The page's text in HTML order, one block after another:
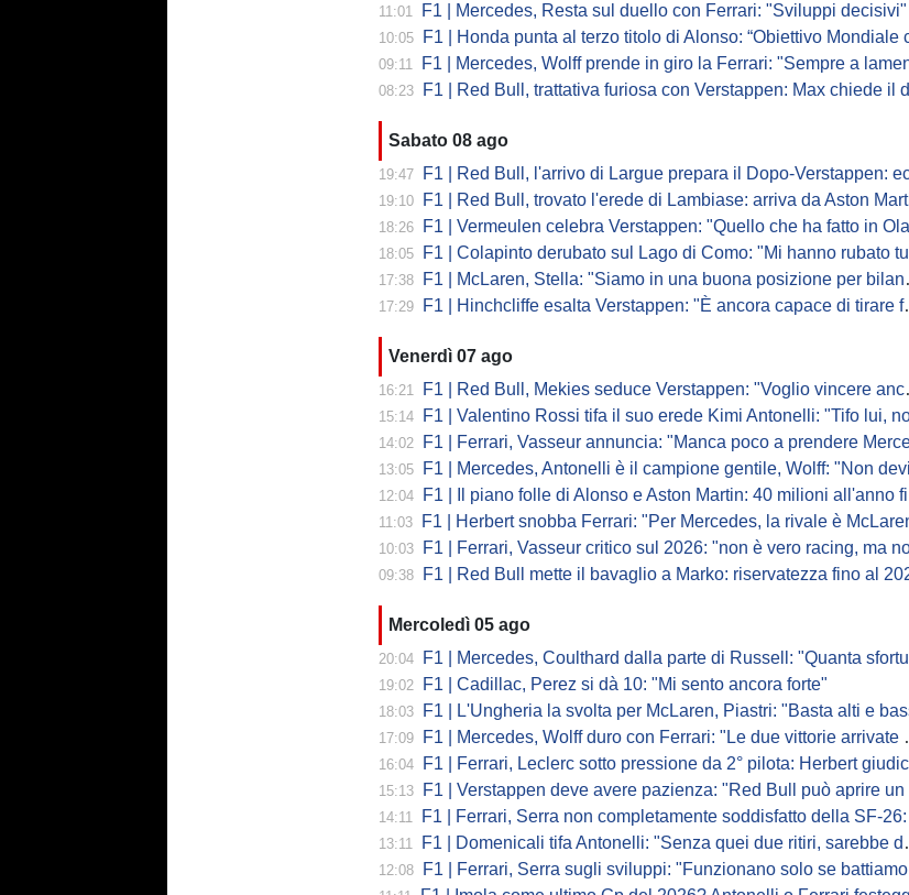
11:01 F1 | Mercedes, Resta sul duello con Ferrari: "Sviluppi decisivi"
10:05 F1 | Honda punta al terzo titolo di Alonso: “Obiettivo Mondiale con
09:11 F1 | Mercedes, Wolff prende in giro la Ferrari: "Sempre a lamentarsi della
08:23 F1 | Red Bull, trattativa furiosa con Verstappen: Max chiede il doppio per rimuovere le clausole
Sabato 08 ago
19:47 F1 | Red Bull, l'arrivo di Largue prepara il Dopo-Verstappen: ecco
19:10 F1 | Red Bull, trovato l'erede di Lambiase: arriva da Aston
18:26 F1 | Vermeulen celebra Verstappen: "Quello che ha fatto in Olanda è stato gigantesco"
18:05 F1 | Colapinto derubato sul Lago di Como: "Mi hanno rubato tutto"
17:38 F1 | McLaren, Stella: "Siamo in una buona posizione per bilanciare 2026 e 2027"
17:29 F1 | Hinchcliffe esalta Verstappen: "È ancora capace di tirare fuori risultati inattesi"
Venerdì 07 ago
16:21 F1 | Red Bull, Mekies seduce Verstappen: "Voglio vincere anch'io"
15:14 F1 | Valentino Rossi tifa il suo erede Kimi Antonelli: "Tifo lui, non
14:02 F1 | Ferrari, Vasseur annuncia: "Manca poco a prendere Mercedes, ma non basterà
13:05 F1 | Mercedes, Antonelli è il campione gentile, Wolff: "Non devi essere stronzo per vincere"
12:04 F1 | Il piano folle di Alonso e Aston Martin: 40 milioni all'anno fino ai 47 anni di Nando
11:03 F1 | Herbert snobba Ferrari: "Per Mercedes, la rivale è
10:03 F1 | Ferrari, Vasseur critico sul 2026: "non è vero racing, ma non è
09:38 F1 | Red Bull mette il bavaglio a Marko: riservatezza fino al
Mercoledì 05 ago
20:04 F1 | Mercedes, Coulthard dalla parte di Russell: "Quanta sfortuna può avere un pilota?"
19:02 F1 | Cadillac, Perez si dà 10: "Mi sento ancora forte"
18:03 F1 | L'Ungheria la svolta per McLaren, Piastri: "Basta alti e
17:09 F1 | Mercedes, Wolff duro con Ferrari: "Le due vittorie arrivate per colpa nostra
16:04 F1 | Ferrari, Leclerc sotto pressione da 2° pilota: Herbert
15:13 F1 | Verstappen deve avere pazienza: "Red Bull può aprire un nuovo corso"
14:11 F1 | Ferrari, Serra non completamente soddisfatto della SF-26: "Non è solo la mia macchina"
13:11 F1 | Domenicali tifa Antonelli: "Senza quei due ritiri, sarebbe davanti di tanto"
12:08 F1 | Ferrari, Serra sugli sviluppi: "Funzionano solo se battiamo gli altri"